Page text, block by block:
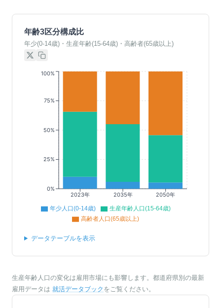
年齢3区分構成比
年少(0-14歳)・生産年齢(15-64歳)・高齢者(65歳以上)
2023年 2035年 2050年
0%
25%
50%
75%
100%
年少人口(0-14歳)
生産年齢人口(15-64歳)
高齢者人口(65歳以上)
データテーブルを表示
生産年齢人口の変化は雇用市場にも影響します。都道府県別の最新
雇用データは 就活データブック をご覧ください。